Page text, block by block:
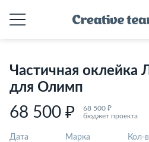
Частичная оклейка
для Олимп
68 500 ₽
68 500 ₽
бюджет проекта
Дата
Марка
Кол-